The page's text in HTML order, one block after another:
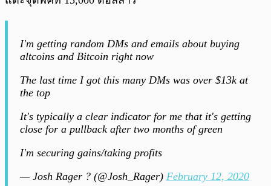
I'm getting random DMs and emails about buying
altcoins and Bitcoin right now
The last time I got this many DMs was over $13k at
the top
It's typically a clear indicator for me that it's getting
close for a pullback after two months of green
I'm securing gains/taking profits
— Josh Rager ? (@Josh_Rager) February 12, 2020